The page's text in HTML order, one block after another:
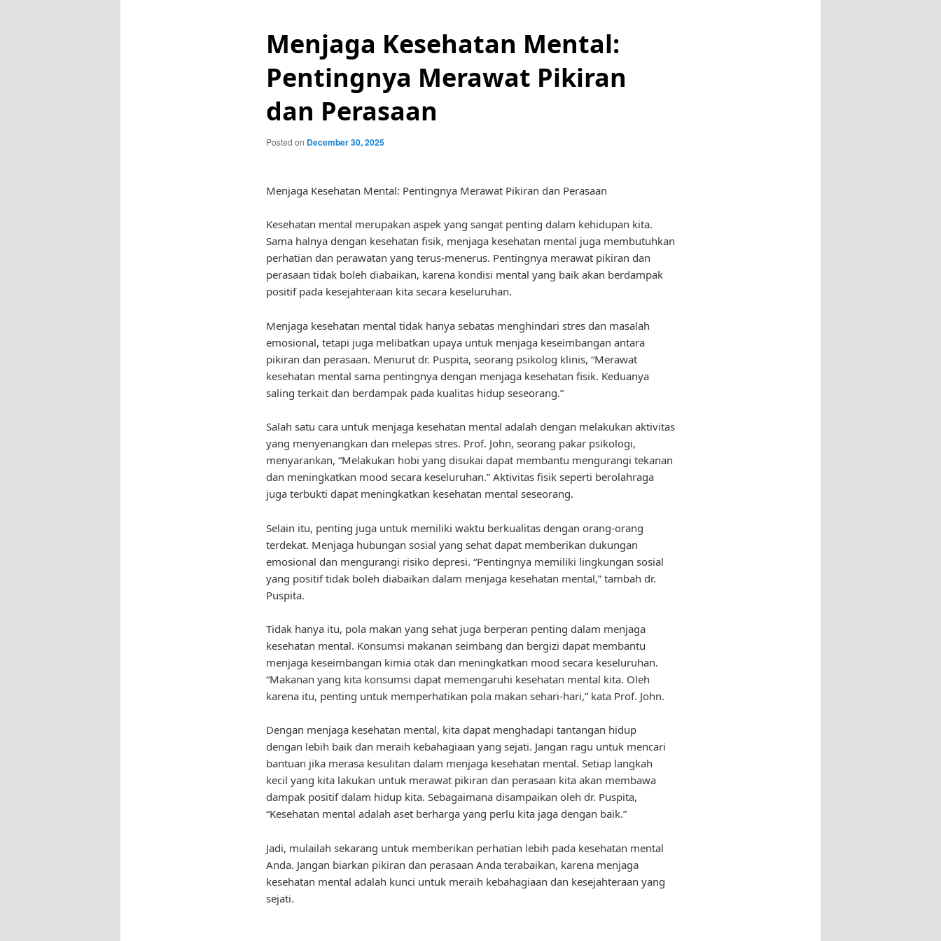
Menjaga Kesehatan Mental:
Pentingnya Merawat Pikiran
dan Perasaan
Posted on December 30, 2025
Menjaga Kesehatan Mental: Pentingnya Merawat Pikiran dan Perasaan
Kesehatan mental merupakan aspek yang sangat penting dalam kehidupan kita.
Sama halnya dengan kesehatan fisik, menjaga kesehatan mental juga membutuhkan
perhatian dan perawatan yang terus-menerus. Pentingnya merawat pikiran dan
perasaan tidak boleh diabaikan, karena kondisi mental yang baik akan berdampak
positif pada kesejahteraan kita secara keseluruhan.
Menjaga kesehatan mental tidak hanya sebatas menghindari stres dan masalah
emosional, tetapi juga melibatkan upaya untuk menjaga keseimbangan antara
pikiran dan perasaan. Menurut dr. Puspita, seorang psikolog klinis, “Merawat
kesehatan mental sama pentingnya dengan menjaga kesehatan fisik. Keduanya
saling terkait dan berdampak pada kualitas hidup seseorang.”
Salah satu cara untuk menjaga kesehatan mental adalah dengan melakukan aktivitas
yang menyenangkan dan melepas stres. Prof. John, seorang pakar psikologi,
menyarankan, “Melakukan hobi yang disukai dapat membantu mengurangi tekanan
dan meningkatkan mood secara keseluruhan.” Aktivitas fisik seperti berolahraga
juga terbukti dapat meningkatkan kesehatan mental seseorang.
Selain itu, penting juga untuk memiliki waktu berkualitas dengan orang-orang
terdekat. Menjaga hubungan sosial yang sehat dapat memberikan dukungan
emosional dan mengurangi risiko depresi. “Pentingnya memiliki lingkungan sosial
yang positif tidak boleh diabaikan dalam menjaga kesehatan mental,” tambah dr.
Puspita.
Tidak hanya itu, pola makan yang sehat juga berperan penting dalam menjaga
kesehatan mental. Konsumsi makanan seimbang dan bergizi dapat membantu
menjaga keseimbangan kimia otak dan meningkatkan mood secara keseluruhan.
“Makanan yang kita konsumsi dapat memengaruhi kesehatan mental kita. Oleh
karena itu, penting untuk memperhatikan pola makan sehari-hari,” kata Prof. John.
Dengan menjaga kesehatan mental, kita dapat menghadapi tantangan hidup
dengan lebih baik dan meraih kebahagiaan yang sejati. Jangan ragu untuk mencari
bantuan jika merasa kesulitan dalam menjaga kesehatan mental. Setiap langkah
kecil yang kita lakukan untuk merawat pikiran dan perasaan kita akan membawa
dampak positif dalam hidup kita. Sebagaimana disampaikan oleh dr. Puspita,
“Kesehatan mental adalah aset berharga yang perlu kita jaga dengan baik.”
Jadi, mulailah sekarang untuk memberikan perhatian lebih pada kesehatan mental
Anda. Jangan biarkan pikiran dan perasaan Anda terabaikan, karena menjaga
kesehatan mental adalah kunci untuk meraih kebahagiaan dan kesejahteraan yang
sejati.